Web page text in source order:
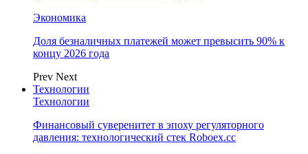
Экономика
Доля безналичных платежей может превысить 90% к
концу 2026 года
Prev Next
Технологии
Технологии
Финансовый суверенитет в эпоху регуляторного
давления: технологический стек Roboex.cc